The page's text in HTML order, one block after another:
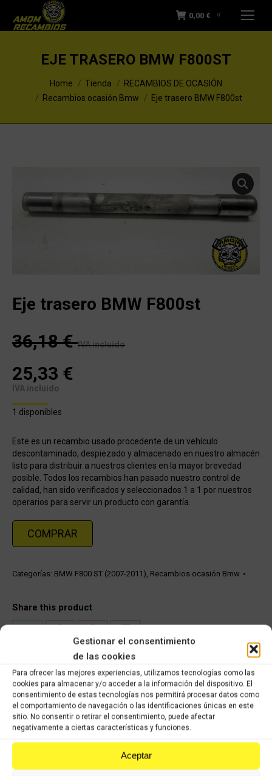
Gestionar el consentimiento
de las cookies
Para ofrecer las mejores experiencias, utilizamos tecnologías como las
cookies para almacenar y/o acceder a la información del dispositivo. El
consentimiento de estas tecnologías nos permitirá procesar datos como
el comportamiento de navegación o las identificaciones únicas en este
sitio. No consentir o retirar el consentimiento, puede afectar
negativamente a ciertas características y funciones.
Aceptar
0,00 € 0
EJE TRASERO BMW F800ST
You are here:Home Tienda
RECAMBIOS DE OCASIÓN
Recambios ocasión Bmw
Eje trasero BMW F800st
Eje trasero BMW F800st
36,18€ IVA incluido
25,33 €
IVA incluido
1 disponibles
Este es un recambio usado procedente de un vehículo
descontaminado, despiezado y almacenado en nuestro almacén
listo para distribuir a nuestros clientes en la mayor brevedad
posible. Todos los recambios han pasado nuestro control de
calidad, han sido verificados y seleccionados 1 a 1 por nuestros
operarios para servir un producto con garantía.
COMPRAR
Categorías: BMW F800 ST (2007-2011) Recambios ocasión Bmw
Share this product
X
Share
Facebook
Share
on
Pinterest
Share
on
LinkedIn
Productos relacionados
Contrapeso BMW f 650 cs